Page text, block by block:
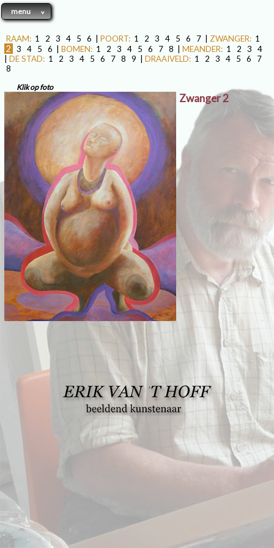
menu
RAAM: 1 2 3 4 5 6 |POORT: 1 2 3 4 5 6 7 ZWANGER: 1
2 3 4 5 6 |BOMEN: 1 2 3 4 5 6 7 8 |MEANDER: 1 2 3
4
|DE STAD: 1 2 3 4 5 6 7 8 9 |DRAAIVELD: 1 2 3 4 5 6
7
8
Klik op foto
Zwanger 2